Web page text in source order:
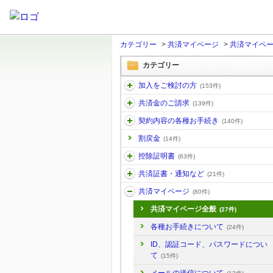
カテゴリー > 共済マイページ > 共済マイペ
カテゴリー
加入をご検討の方 (153件)
共済金のご請求 (139件)
契約内容の各種お手続き (140件)
割戻金 (14件)
控除証明書 (63件)
共済証書・通知など (21件)
共済マイページ (80件)
共済マイページ全般 (27件)
各種お手続きについて (24件)
ID、認証コード、パスワードについ
て (15件)